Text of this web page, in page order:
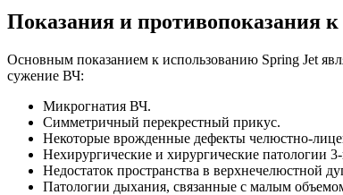
Показания и противопоказания
Основным показанием к использованию Spring Jet
сужение ВЧ:
Микрогнатия ВЧ.
Симметричный перекрестный прикус.
Некоторые врожденные дефекты челюстно-
Нехирургические и хирургические патологии 3-
Недостаток пространства в верхнечелюстной
Патологии дыхания, связанные с малым